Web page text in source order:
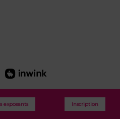
exposants Inscription